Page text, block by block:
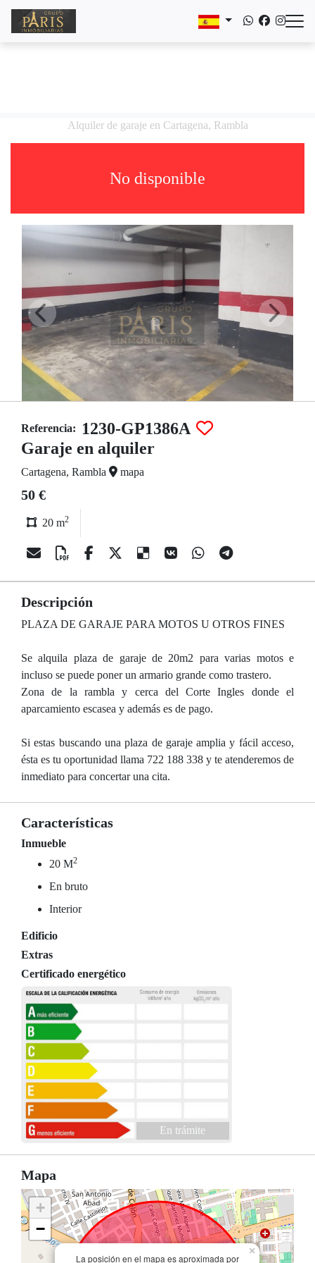
Alquiler de garaje en Cartagena, Rambla
No disponible
Referencia:
1230-GP1386A
Garaje en alquiler
Cartagena, Rambla mapa
50 €
20 m2
Descripción
PLAZA DE GARAJE PARA MOTOS U OTROS FINES
Se alquila plaza de garaje de 20m2 para varias motos e
incluso se puede poner un armario grande como trastero.
Zona de la rambla y cerca del Corte Ingles donde el
aparcamiento escasea y además es de pago.
Si estas buscando una plaza de garaje amplia y fácil acceso,
ésta es tu oportunidad llama 722 188 338 y te atenderemos de
inmediato para concertar una cita.
Características
Inmueble
20 M2
En bruto
Interior
Edificio
Extras
Certificado energético
En trámite
Mapa
La posición en el mapa es aproximada por
×
+
−